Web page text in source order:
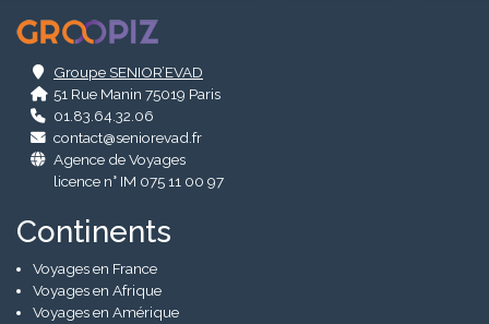
Groupe SENIOR’EVAD
51 Rue Manin 75019 Paris
01.83.64.32.06
contact@seniorevad.fr
Agence de Voyages
licence n° IM 075 11 00 97
Continents
Voyages en France
Voyages en Afrique
Voyages en Amérique